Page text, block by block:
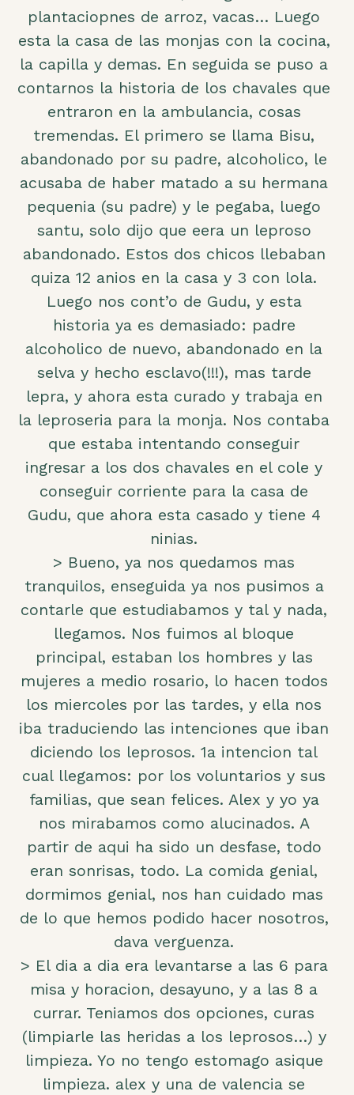
plantaciopnes de arroz, vacas… Luego
esta la casa de las monjas con la cocina,
la capilla y demas. En seguida se puso a
contarnos la historia de los chavales que
entraron en la ambulancia, cosas
tremendas. El primero se llama Bisu,
abandonado por su padre, alcoholico, le
acusaba de haber matado a su hermana
pequenia (su padre) y le pegaba, luego
santu, solo dijo que eera un leproso
abandonado. Estos dos chicos llebaban
quiza 12 anios en la casa y 3 con lola.
Luego nos cont’o de Gudu, y esta
historia ya es demasiado: padre
alcoholico de nuevo, abandonado en la
selva y hecho esclavo(!!!), mas tarde
lepra, y ahora esta curado y trabaja en
la leproseria para la monja. Nos contaba
que estaba intentando conseguir
ingresar a los dos chavales en el cole y
conseguir corriente para la casa de
Gudu, que ahora esta casado y tiene 4
ninias.
> Bueno, ya nos quedamos mas
tranquilos, enseguida ya nos pusimos a
contarle que estudiabamos y tal y nada,
llegamos. Nos fuimos al bloque
principal, estaban los hombres y las
mujeres a medio rosario, lo hacen todos
los miercoles por las tardes, y ella nos
iba traduciendo las intenciones que iban
diciendo los leprosos. 1a intencion tal
cual llegamos: por los voluntarios y sus
familias, que sean felices. Alex y yo ya
nos mirabamos como alucinados. A
partir de aqui ha sido un desfase, todo
eran sonrisas, todo. La comida genial,
dormimos genial, nos han cuidado mas
de lo que hemos podido hacer nosotros,
dava verguenza.
> El dia a dia era levantarse a las 6 para
misa y horacion, desayuno, y a las 8 a
currar. Teniamos dos opciones, curas
(limpiarle las heridas a los leprosos…) y
limpieza. Yo no tengo estomago asique
limpieza. alex y una de valencia se